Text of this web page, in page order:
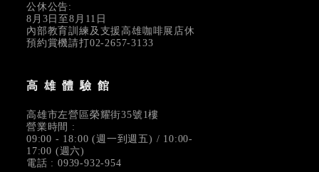
公休公告:
8月3日至8月11日
內部教育訓練及支援高雄咖啡展店休
預約賞機請打02-2657-3133
高雄體驗館
高雄市左營區榮耀街35號1樓
營業時間 :
09:00 - 18:00 (週一到週五) / 10:00-
17:00 (週六)
電話 : 0939-932-954